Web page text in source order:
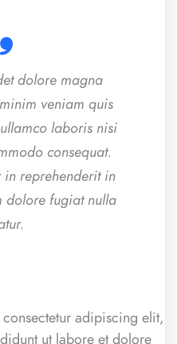
dolore magna
veniam quis
laboris nisi
consequat.
reprehenderit in
dolore fugiat nulla
adipiscing elit,
ut labore et dolore